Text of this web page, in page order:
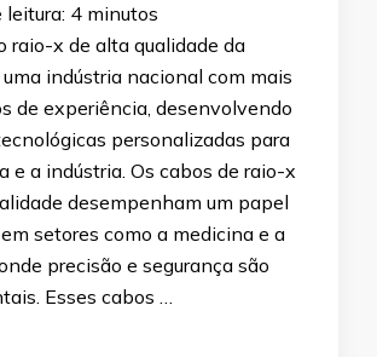
leitura: 4 minutos
raio-x de alta qualidade da
indústria nacional com mais
de experiência, desenvolvendo
personalizadas para
e a indústria. Os cabos de raio-x
desempenham um papel
setores como a medicina e a
precisão e segurança são
Esses cabos …